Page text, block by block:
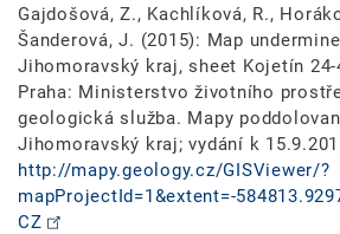
Gajdošová, Z., Kachlíková, R.,
Šanderová, J. (2015): Map
Jihomoravský kraj, sheet Kojetín 24-
Praha: Ministerstvo životního
geologická služba. Mapy
Jihomoravský kraj; vydání k
http://mapy.geology.cz/GISViewer/?
mapProjectId=1&extent=-
CZ